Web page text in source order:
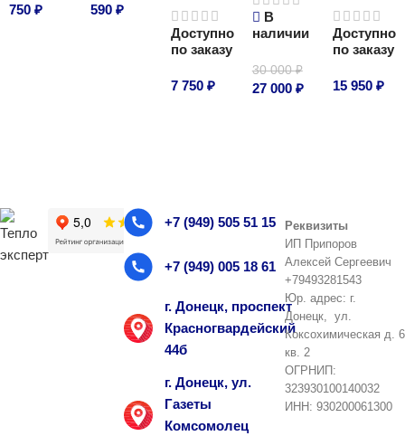
750 ₽ 590 ₽
Доступно
по заказу
7 750₽
В
наличии
30 000₽
27 000 ₽
Доступно
по заказу
15 950₽
+7 (949) 505 51 15
+7 (949) 005 18 61
г. Донецк, проспект
Красногвардейский
44б
г. Донецк, ул.
Газеты
Комсомолец
Реквизиты
ИП Припоров
Алексей Сергеевич
+79493281543
Юр. адрес: г.
Донецк, ул.
Коксохимическая д. 6
кв. 2
ОГРНИП:
323930100140032
ИНН: 930200061300